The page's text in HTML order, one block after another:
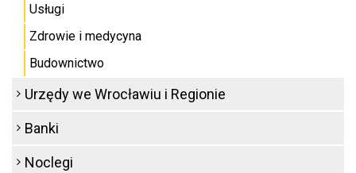
Usługi
Zdrowie i medycyna
Budownictwo
Urzędy we Wrocławiu i Regionie
Banki
Noclegi